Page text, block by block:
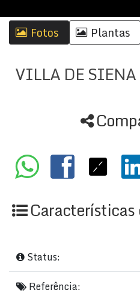
Fotos Plantas
VILLA DE SIENA
Status:
Referência: